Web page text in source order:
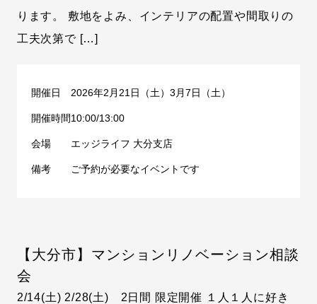
ります。 敷地をよみ、インテリアの配置や間取りの
工夫次第で […]
開催日 2026年2月21日（土）3月7日（土）
開催時間10:00/13:00
会場 エッジライフ 大分支店
備考 ご予約が必要なイベントです
【大分市】マンションリノベーション相談
会
2/14(土) 2/28(土) 2日間 限定開催 １人１人に好き